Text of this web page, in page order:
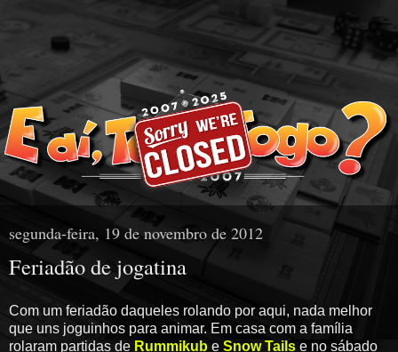
segunda-feira, 19 de novembro de 2012
Feriadão de jogatina
Com um feriadão daqueles rolando por aqui, nada melhor
que uns joguinhos para animar. Em casa com a família
rolaram partidas de Rummikub e Snow Tails e no sábado